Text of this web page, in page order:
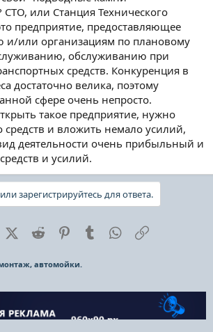
СТО, или Станция Технического
предприятие, предоставляющее
и/или организациям по плановому
обслуживанию при
средств. Конкуренция в
достаточно велика, поэтому
сфере очень непросто.
такое предприятие, нужно
средств и вложить немало усилий,
деятельности очень прибыльный и
и усилий.
зарегистрируйтесь для ответа.
FacebookX (Twitter)
Reddit PinterestTumblr WhatsApp
автомойки.